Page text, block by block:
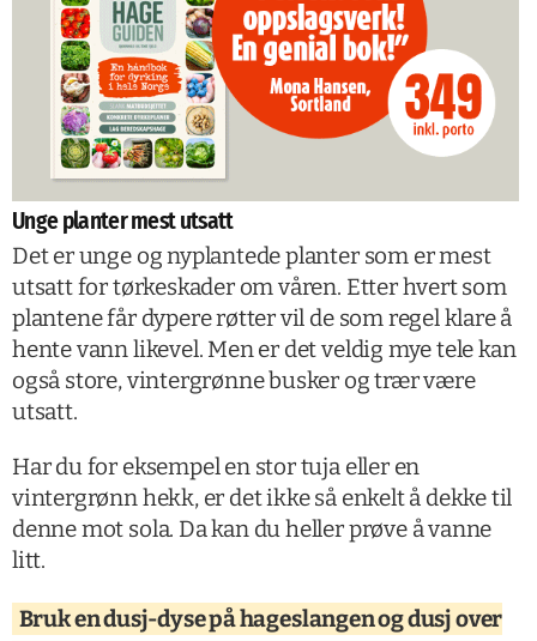
Unge planter mest utsatt
Det er unge og nyplantede planter som er mest
utsatt for tørkeskader om våren. Etter hvert som
plantene får dypere røtter vil de som regel klare å
hente vann likevel. Men er det veldig mye tele kan
også store, vintergrønne busker og trær være
utsatt.
Har du for eksempel en stor tuja eller en
vintergrønn hekk, er det ikke så enkelt å dekke til
denne mot sola. Da kan du heller prøve å vanne
litt.
Bruk en dusj-dyse på hageslangen og dusj over